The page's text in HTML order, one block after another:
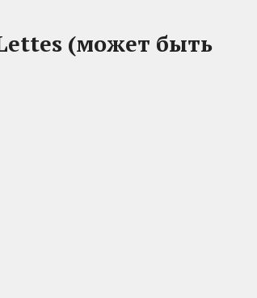
(может быть